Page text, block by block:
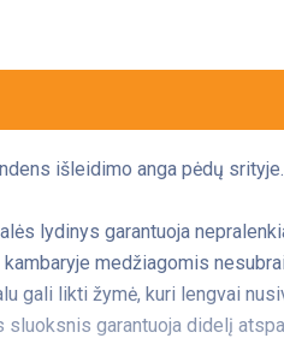
išleidimo anga pėdų srityje.
lydinys garantuoja
medžiagomis
gali likti žymė, kuri lengvai
sluoksnis garantuoja didelį